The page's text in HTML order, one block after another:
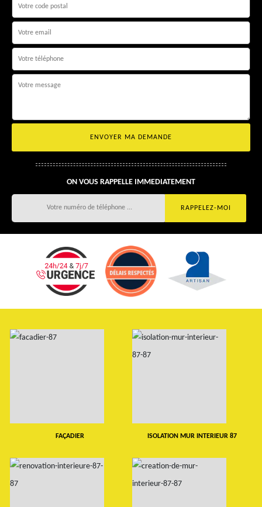
ON VOUS RAPPELLE IMMEDIATEMENT
FAÇADIER ISOLATION MUR INTERIEUR 87